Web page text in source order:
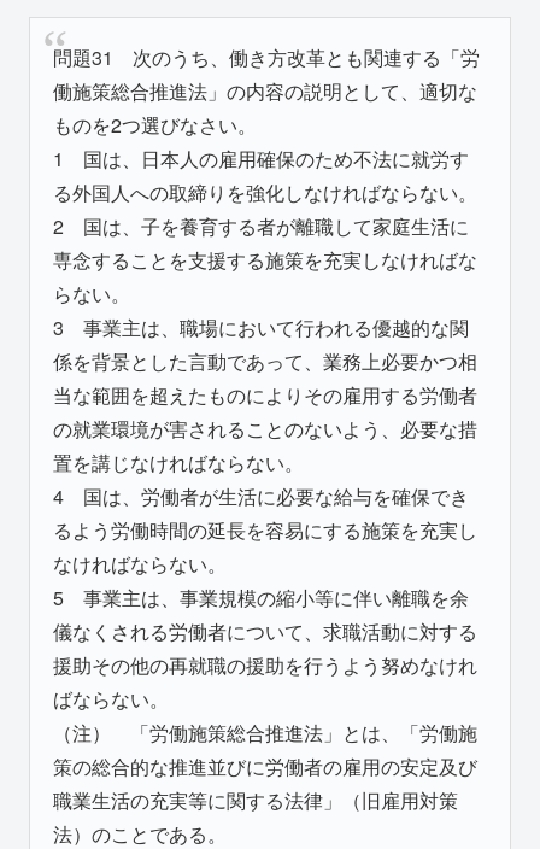
問題31 次のうち、働き方改革とも関連する「労
働施策総合推進法」の内容の説明として、適切な
ものを2つ選びなさい。
1 国は、日本人の雇用確保のため不法に就労す
る外国人への取締りを強化しなければならない。
2 国は、子を養育する者が離職して家庭生活に
専念することを支援する施策を充実しなければな
らない。
3 事業主は、職場において行われる優越的な関
係を背景とした言動であって、業務上必要かつ相
当な範囲を超えたものによりその雇用する労働者
の就業環境が害されることのないよう、必要な措
置を講じなければならない。
4 国は、労働者が生活に必要な給与を確保でき
るよう労働時間の延長を容易にする施策を充実し
なければならない。
5 事業主は、事業規模の縮小等に伴い離職を余
儀なくされる労働者について、求職活動に対する
援助その他の再就職の援助を行うよう努めなけれ
ばならない。
（注） 「労働施策総合推進法」とは、「労働施
策の総合的な推進並びに労働者の雇用の安定及び
職業生活の充実等に関する法律」（旧雇用対策
法）のことである。